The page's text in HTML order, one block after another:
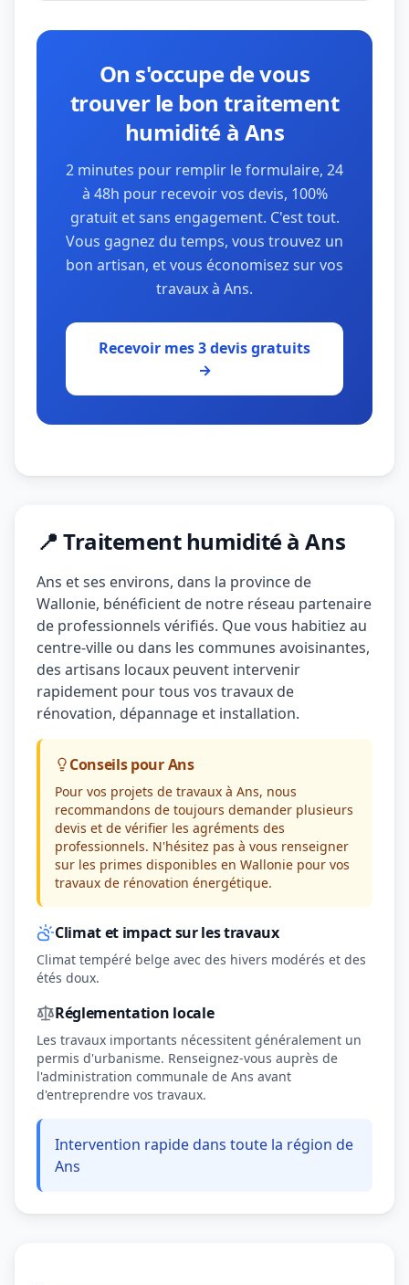
On s'occupe de vous
trouver le bon traitement
humidité à Ans
2 minutes pour remplir le formulaire, 24
à 48h pour recevoir vos devis, 100%
gratuit et sans engagement. C'est tout.
Vous gagnez du temps, vous trouvez un
bon artisan, et vous économisez sur vos
travaux à Ans.
Recevoir mes 3 devis gratuits
→
📍 Traitement humidité à Ans
Ans et ses environs, dans la province de
Wallonie, bénéficient de notre réseau partenaire
de professionnels vérifiés. Que vous habitiez au
centre-ville ou dans les communes avoisinantes,
des artisans locaux peuvent intervenir
rapidement pour tous vos travaux de
rénovation, dépannage et installation.
Conseils pour Ans
Pour vos projets de travaux à Ans, nous
recommandons de toujours demander plusieurs
devis et de vérifier les agréments des
professionnels. N'hésitez pas à vous renseigner
sur les primes disponibles en Wallonie pour vos
travaux de rénovation énergétique.
Climat et impact sur les travaux
Climat tempéré belge avec des hivers modérés et des
étés doux.
Réglementation locale
Les travaux importants nécessitent généralement un
permis d'urbanisme. Renseignez-vous auprès de
l'administration communale de Ans avant
d'entreprendre vos travaux.
Intervention rapide dans toute la région de
Ans